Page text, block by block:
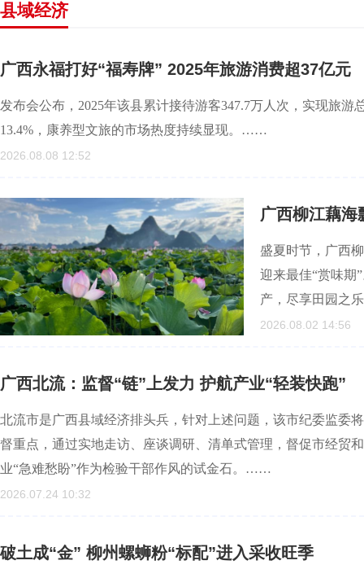
县域经济
广西永福打好“福寿牌” 2025年旅游消费超37亿元
发布会公布，2025年该县累计接待游客347.7万人次，实现旅游
13.4%，康养型文旅的市场热度持续显现。……
2026.08.08 12:52
广西柳江藕海
盛夏时节，广西
迎来最佳“赏味期
产，尽享田园之
2026.08.02 14:56
广西北流：监督“链”上发力 护航产业“轻装快跑”
北流市是广西县域经济排头兵，针对上述问题，该市纪委监委
督重点，通过实地走访、座谈调研、清单式管理，督促市经贸
业“急难愁盼”作为检验干部作风的试金石。……
2026.07.24 10:32
破土成“金” 柳州螺蛳粉“标配”进入采收旺季